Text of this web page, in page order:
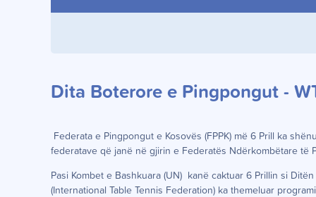
Dita Boterore e Pingpongut -
Federata e Pingpongut e Kosovës (FPPK) më 6 Prill ka
federatave që janë në gjirin e Federatës Ndërkombëtare të
Pasi Kombet e Bashkuara (UN) kanë caktuar 6 Prillin si
(International Table Tennis Federation) ka themeluar